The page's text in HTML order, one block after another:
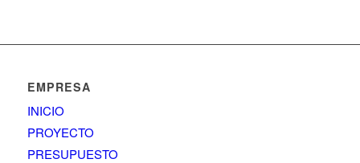
EMPRESA
INICIO
PROYECTO
PRESUPUESTO